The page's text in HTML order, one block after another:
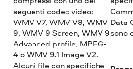
seguenti codec video:
WMV V7, WMV V8, WMV
9, WMV 9 Screen, WMV 9
Advanced profile, MPEG-
4 o WMV 9.1 Image V2.
Alcuni file con specifiche
Data
sono